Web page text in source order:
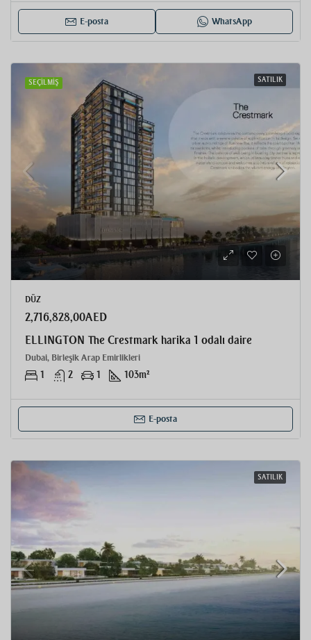
E-posta WhatsApp
SEÇILMIŞ SATILIK
DÜZ
2,716,828,00AED
ELLINGTON The Crestmark harika 1 odalı daire
Dubai, Birleşik Arap Emirlikleri
1 2 1 103m²
E-posta
SATILIK